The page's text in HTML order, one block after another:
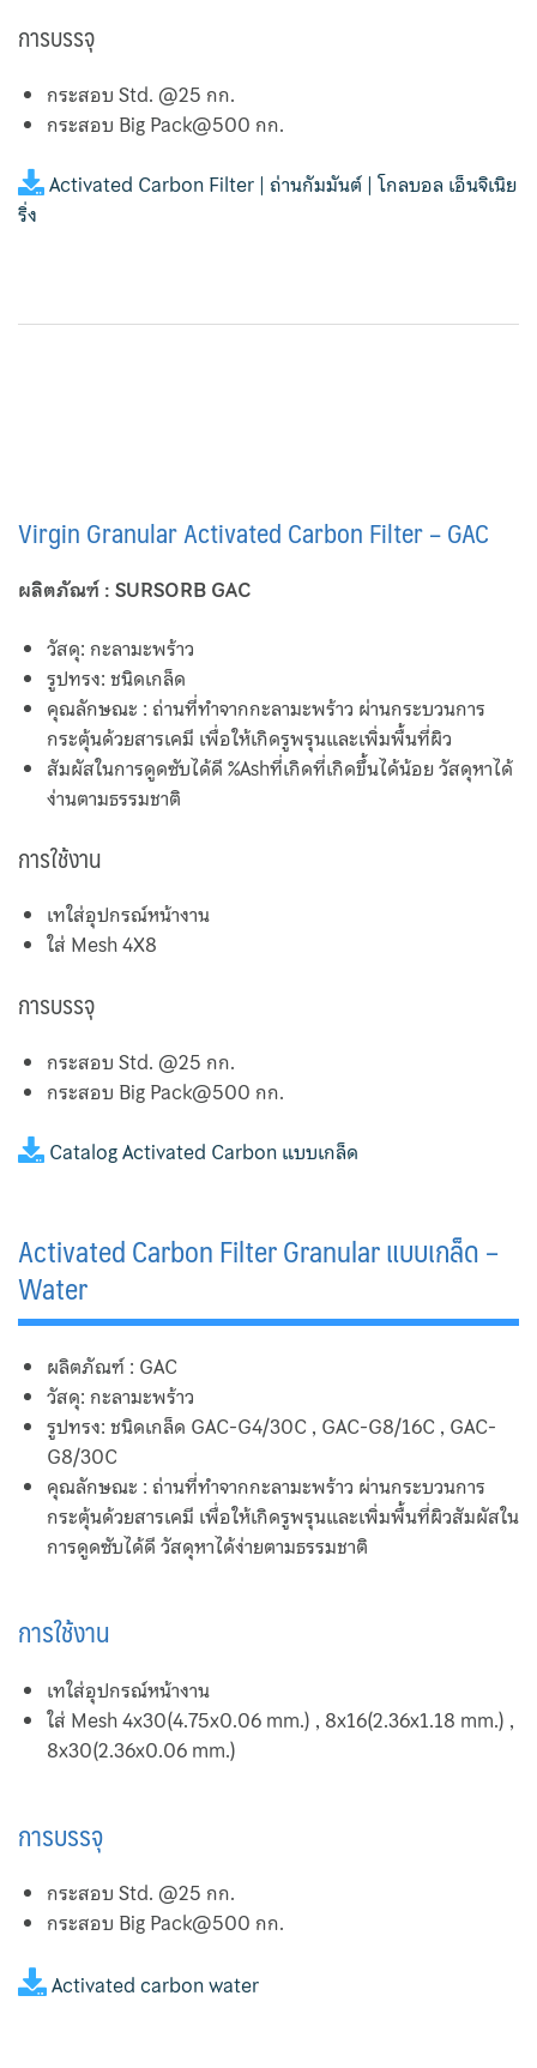
การบรรจุ
กระสอบ Std. @25 กก.
กระสอบ Big Pack@500 กก.
Activated Carbon Filter | ถ่านกัมมันต์ | โกลบอล เอ็นจิเนิย
ริ่ง
Virgin Granular Activated Carbon Filter – GAC
ผลิตภัณฑ์ : SURSORB GAC
วัสดุ: กะลามะพร้าว
รูปทรง: ชนิดเกล็ด
คุณลักษณะ : ถ่านที่ทำจากกะลามะพร้าว ผ่านกระบวนการ
กระตุ้นด้วยสารเคมี เพื่อให้เกิดรูพรุนและเพิ่มพื้นที่ผิว
สัมผัสในการดูดซับได้ดี %Ashที่เกิดที่เกิดขึ้นได้น้อย วัสดุหาได้
ง่านตามธรรมชาติ
การใช้งาน
เทใส่อุปกรณ์หน้างาน
ใส่ Mesh 4X8
การบรรจุ
กระสอบ Std. @25 กก.
กระสอบ Big Pack@500 กก.
Catalog Activated Carbon แบบเกล็ด
Activated Carbon Filter Granular แบบเกล็ด –
Water
ผลิตภัณฑ์ : GAC
วัสดุ: กะลามะพร้าว
รูปทรง: ชนิดเกล็ด GAC-G4/30C , GAC-G8/16C , GAC-
G8/30C
คุณลักษณะ : ถ่านที่ทำจากกะลามะพร้าว ผ่านกระบวนการ
กระตุ้นด้วยสารเคมี เพื่อให้เกิดรูพรุนและเพิ่มพื้นที่ผิวสัมผัสใน
การดูดซับได้ดี วัสดุหาได้ง่ายตามธรรมชาติ
การใช้งาน
เทใส่อุปกรณ์หน้างาน
ใส่ Mesh 4x30(4.75x0.06 mm.) , 8x16(2.36x1.18 mm.) ,
8x30(2.36x0.06 mm.)
การบรรจุ
กระสอบ Std. @25 กก.
กระสอบ Big Pack@500 กก.
Activated carbon water